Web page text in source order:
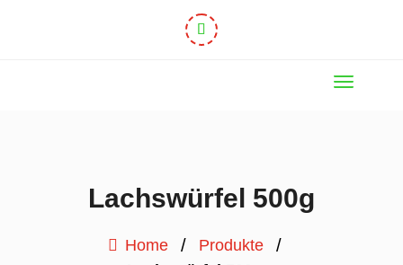
Lachswürfel 500g
Home / Produkte /